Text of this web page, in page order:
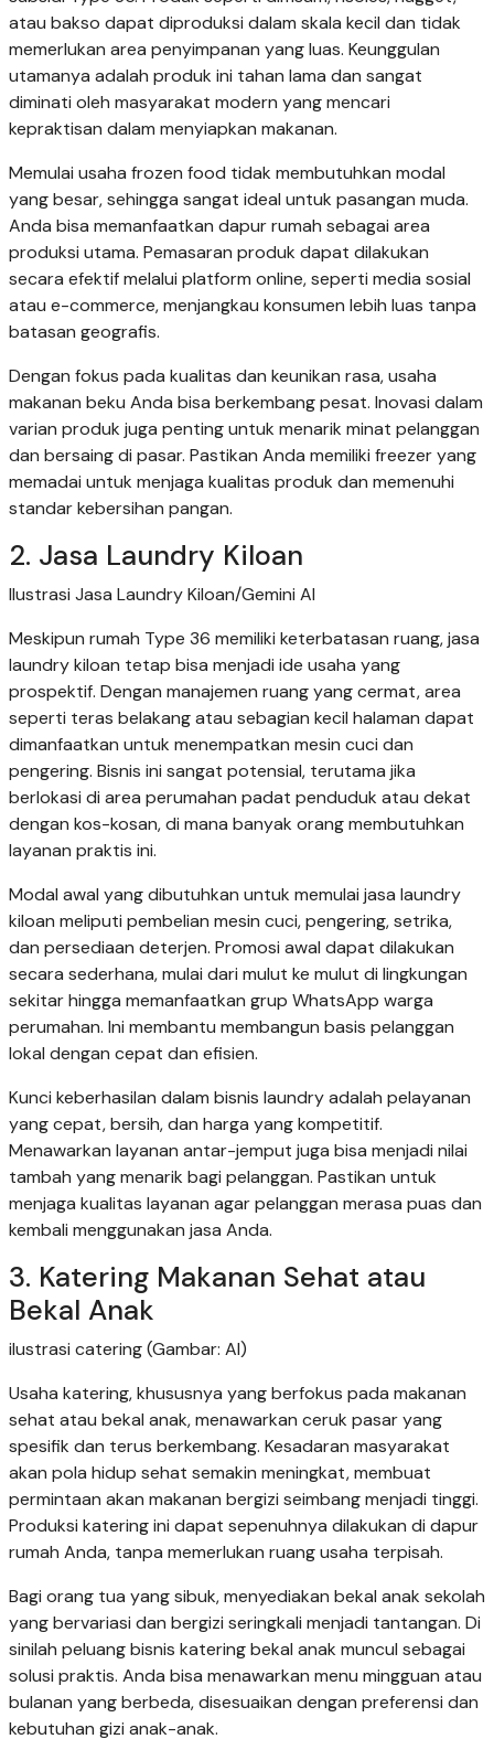
atau bakso dapat diproduksi dalam skala kecil dan tidak
memerlukan area penyimpanan yang luas. Keunggulan
utamanya adalah produk ini tahan lama dan sangat
diminati oleh masyarakat modern yang mencari
kepraktisan dalam menyiapkan makanan.
Memulai usaha frozen food tidak membutuhkan modal
yang besar, sehingga sangat ideal untuk pasangan muda.
Anda bisa memanfaatkan dapur rumah sebagai area
produksi utama. Pemasaran produk dapat dilakukan
secara efektif melalui platform online, seperti media sosial
atau e-commerce, menjangkau konsumen lebih luas tanpa
batasan geografis.
Dengan fokus pada kualitas dan keunikan rasa, usaha
makanan beku Anda bisa berkembang pesat. Inovasi dalam
varian produk juga penting untuk menarik minat pelanggan
dan bersaing di pasar. Pastikan Anda memiliki freezer yang
memadai untuk menjaga kualitas produk dan memenuhi
standar kebersihan pangan.
2. Jasa Laundry Kiloan
Ilustrasi Jasa Laundry Kiloan/Gemini AI
Meskipun rumah Type 36 memiliki keterbatasan ruang, jasa
laundry kiloan tetap bisa menjadi ide usaha yang
prospektif. Dengan manajemen ruang yang cermat, area
seperti teras belakang atau sebagian kecil halaman dapat
dimanfaatkan untuk menempatkan mesin cuci dan
pengering. Bisnis ini sangat potensial, terutama jika
berlokasi di area perumahan padat penduduk atau dekat
dengan kos-kosan, di mana banyak orang membutuhkan
layanan praktis ini.
Modal awal yang dibutuhkan untuk memulai jasa laundry
kiloan meliputi pembelian mesin cuci, pengering, setrika,
dan persediaan deterjen. Promosi awal dapat dilakukan
secara sederhana, mulai dari mulut ke mulut di lingkungan
sekitar hingga memanfaatkan grup WhatsApp warga
perumahan. Ini membantu membangun basis pelanggan
lokal dengan cepat dan efisien.
Kunci keberhasilan dalam bisnis laundry adalah pelayanan
yang cepat, bersih, dan harga yang kompetitif.
Menawarkan layanan antar-jemput juga bisa menjadi nilai
tambah yang menarik bagi pelanggan. Pastikan untuk
menjaga kualitas layanan agar pelanggan merasa puas dan
kembali menggunakan jasa Anda.
3. Katering Makanan Sehat atau
Bekal Anak
ilustrasi catering (Gambar: AI)
Usaha katering, khususnya yang berfokus pada makanan
sehat atau bekal anak, menawarkan ceruk pasar yang
spesifik dan terus berkembang. Kesadaran masyarakat
akan pola hidup sehat semakin meningkat, membuat
permintaan akan makanan bergizi seimbang menjadi tinggi.
Produksi katering ini dapat sepenuhnya dilakukan di dapur
rumah Anda, tanpa memerlukan ruang usaha terpisah.
Bagi orang tua yang sibuk, menyediakan bekal anak sekolah
yang bervariasi dan bergizi seringkali menjadi tantangan. Di
sinilah peluang bisnis katering bekal anak muncul sebagai
solusi praktis. Anda bisa menawarkan menu mingguan atau
bulanan yang berbeda, disesuaikan dengan preferensi dan
kebutuhan gizi anak-anak.